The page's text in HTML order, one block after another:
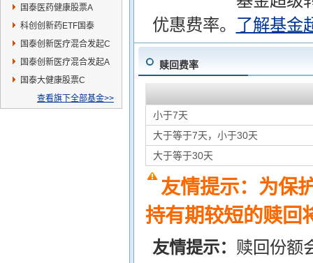
国泰医药健康股票A
科创创新药ETF国泰
国泰创新医疗混合发起C
国泰创新医疗混合发起A
国泰大健康股票C
查看旗下全部基金>>
优惠费率。 了解基金
赎回费率
小于7天
大于等于7天，小于30天
大于等于30天
友情提示：为保
持有期较短的赎回
友情提示： 赎回份额